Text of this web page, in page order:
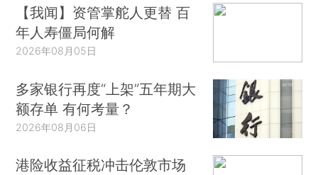
【我闻】资管掌舵人更替 百
年人寿僵局何解
2026年08月05日
多家银行再度“上架”五年期大
额存单 有何考量？
2026年08月06日
港险收益征税冲击伦敦市场